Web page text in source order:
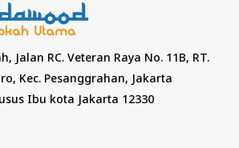
Jalan RC. Veteran Raya No. 11B, RT.
Kec. Pesanggrahan, Jakarta
Ibu kota Jakarta 12330